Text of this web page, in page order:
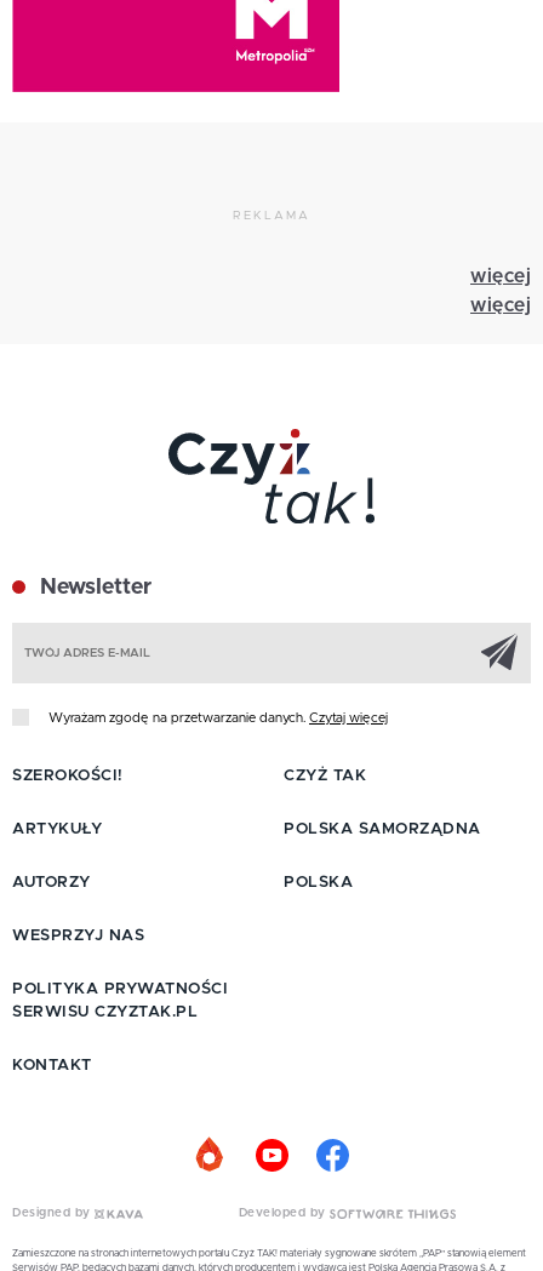
REKLAMA
więcej
więcej
Newsletter
Wyrażam zgodę na przetwarzanie danych. Czytaj więcej
SZEROKOŚCI!
ARTYKUŁY
AUTORZY
CZYŻ TAK
POLSKA SAMORZĄDNA
POLSKA
WESPRZYJ NAS
POLITYKA PRYWATNOŚCI
SERWISU CZYZTAK.PL
KONTAKT
Designed by Developed by
Zamieszczone na stronach internetowych portalu Czyż TAK! materiały sygnowane skrótem „PAP” stanowią element
Serwisów PAP, będących bazami danych, których producentem i wydawcą jest Polska Agencja Prasowa S.A. z